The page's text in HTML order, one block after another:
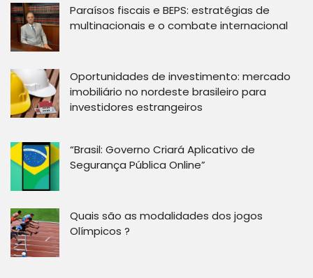
Paraísos fiscais e BEPS: estratégias de
multinacionais e o combate internacional
Oportunidades de investimento: mercado
imobiliário no nordeste brasileiro para
investidores estrangeiros
“Brasil: Governo Criará Aplicativo de
Segurança Pública Online”
Quais são as modalidades dos jogos
Olímpicos ?